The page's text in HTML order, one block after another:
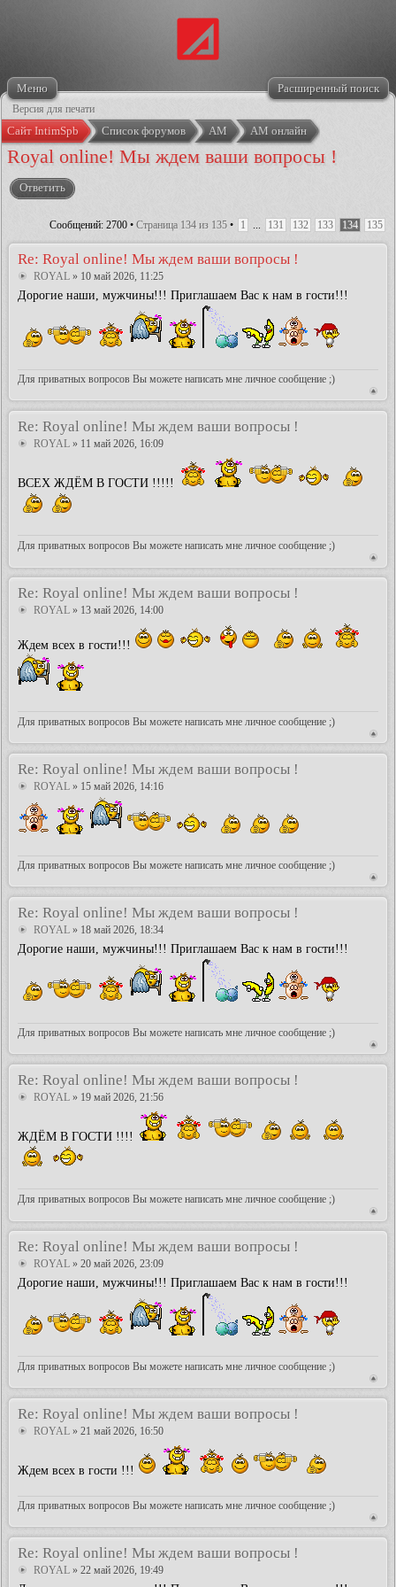
Меню Расширенный поиск
Версия для печати
Сайт IntimSpb Список форумов АМ АМ онлайн
Royal online! Мы ждем ваши вопросы !
Ответить
Сообщений: 2700 • Страница 134 из 135 • 1 ... 131 132 133 134 135
Re: Royal online! Мы ждем ваши вопросы !
ROYAL » 10 май 2026, 11:25
Дорогие наши, мужчины!!! Приглашаем Вас к нам в гости!!!
Для приватных вопросов Вы можете написать мне личное сообщение ;)
Re: Royal online! Мы ждем ваши вопросы !
ROYAL » 11 май 2026, 16:09
ВСЕХ ЖДЁМ В ГОСТИ !!!!!
Для приватных вопросов Вы можете написать мне личное сообщение ;)
Re: Royal online! Мы ждем ваши вопросы !
ROYAL » 13 май 2026, 14:00
Ждем всех в гости!!!
Для приватных вопросов Вы можете написать мне личное сообщение ;)
Re: Royal online! Мы ждем ваши вопросы !
ROYAL » 15 май 2026, 14:16
Для приватных вопросов Вы можете написать мне личное сообщение ;)
Re: Royal online! Мы ждем ваши вопросы !
ROYAL » 18 май 2026, 18:34
Дорогие наши, мужчины!!! Приглашаем Вас к нам в гости!!!
Для приватных вопросов Вы можете написать мне личное сообщение ;)
Re: Royal online! Мы ждем ваши вопросы !
ROYAL » 19 май 2026, 21:56
ЖДЁМ В ГОСТИ !!!!
Для приватных вопросов Вы можете написать мне личное сообщение ;)
Re: Royal online! Мы ждем ваши вопросы !
ROYAL » 20 май 2026, 23:09
Дорогие наши, мужчины!!! Приглашаем Вас к нам в гости!!!
Для приватных вопросов Вы можете написать мне личное сообщение ;)
Re: Royal online! Мы ждем ваши вопросы !
ROYAL » 21 май 2026, 16:50
Ждем всех в гости !!!
Для приватных вопросов Вы можете написать мне личное сообщение ;)
Re: Royal online! Мы ждем ваши вопросы !
ROYAL » 22 май 2026, 19:49